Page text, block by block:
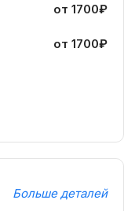
от 1700₽
от 1700₽
Больше деталей